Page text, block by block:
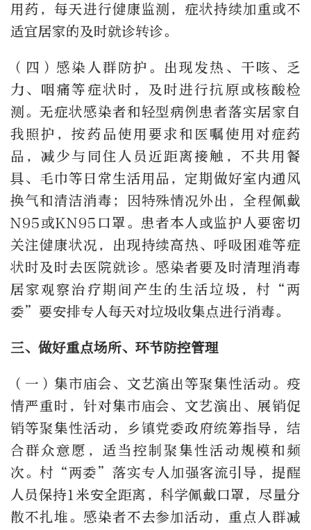
用药，每天进行健康监测，症状持续加重或不
适宜居家的及时就诊转诊。
（四）感染人群防护。出现发热、干咳、乏
力、咽痛等症状时，及时进行抗原或核酸检
测。无症状感染者和轻型病例患者落实居家自
我照护，按药品使用要求和医嘱使用对症药
品，减少与同住人员近距离接触，不共用餐
具、毛巾等日常生活用品，定期做好室内通风
换气和清洁消毒；因特殊情况外出，全程佩戴
N95或KN95口罩。患者本人或监护人要密切
关注健康状况，出现持续高热、呼吸困难等症
状时及时去医院就诊。感染者要及时清理消毒
居家观察治疗期间产生的生活垃圾，村“两
委”要安排专人每天对垃圾收集点进行消毒。
三、做好重点场所、环节防控管理
（一）集市庙会、文艺演出等聚集性活动。疫
情严重时，针对集市庙会、文艺演出、展销促
销等聚集性活动，乡镇党委政府统筹指导，结
合群众意愿，适当控制聚集性活动规模和频
次。村“两委”落实专人加强客流引导，提醒
人员保持1米安全距离，科学佩戴口罩，尽量分
散不扎堆。感染者不去参加活动，重点人群减